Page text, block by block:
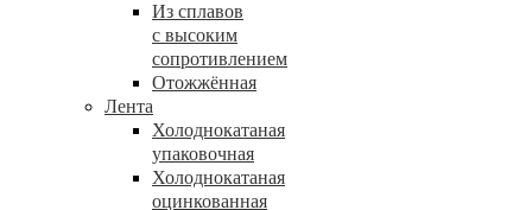
Из сплавов
с высоким
сопротивлением
Отожжённая
Лента
Холоднокатаная
упаковочная
Холоднокатаная
оцинкованная